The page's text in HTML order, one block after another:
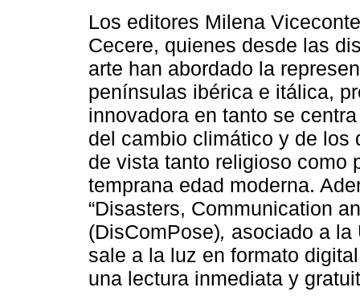
Los editores Milena
Cecere, quienes desde las
arte han abordado la
penínsulas ibérica e itálica,
innovadora en tanto se
del cambio climático y de los
de vista tanto religioso como
temprana edad moderna.
“Disasters, Communication
(DisComPose), asociado a la
sale a la luz en formato
una lectura inmediata y